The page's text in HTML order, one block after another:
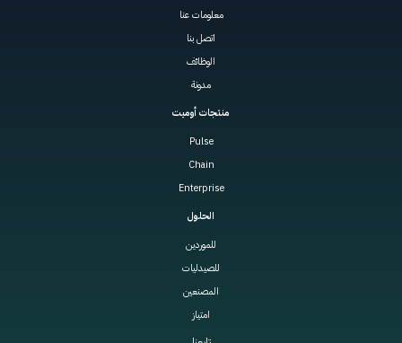
معلومات عنا
اتصل بنا
الوظائف
مدونة
منتجات أوميت
Pulse
Chain
Enterprise
الحلول
للموردين
للصيدليات
المصنعين
امتياز